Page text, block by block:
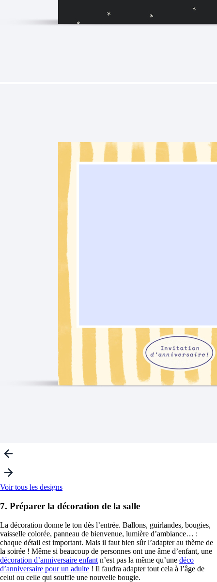
Voir tous les designs
7. Préparer la décoration de la salle
La décoration donne le ton dès l’entrée. Ballons, guirlandes, bougies,
vaisselle colorée, panneau de bienvenue, lumière d’ambiance… :
chaque détail est important. Mais il faut bien sûr l’adapter au thème de
la soirée ! Même si beaucoup de personnes ont une âme d’enfant, une
décoration d’anniversaire enfant n’est pas la même qu’une déco
d’anniversaire pour un adulte ! Il faudra adapter tout cela à l’âge de
celui ou celle qui souffle une nouvelle bougie.